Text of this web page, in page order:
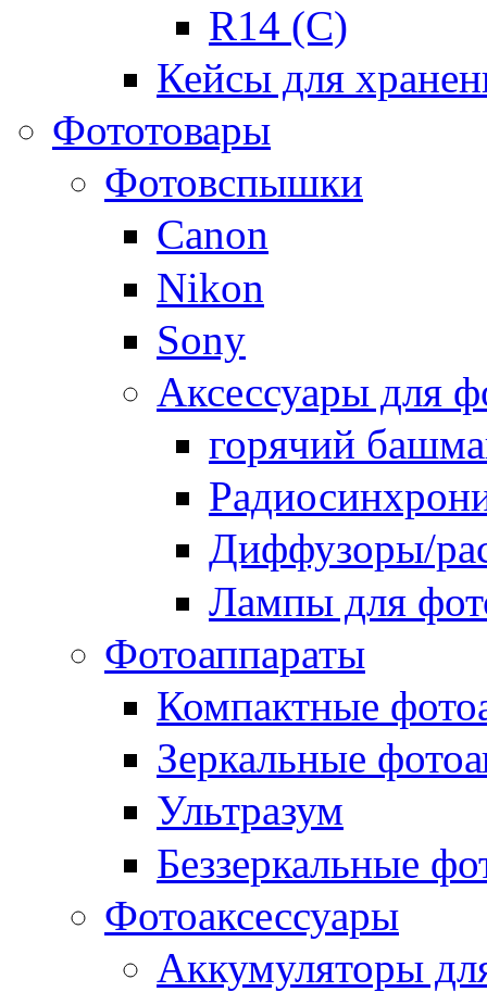
R14 (C)
Кейсы для
Фототовары
Фотовспышки
Canon
Nikon
Sony
Аксессуары для
горячий
Диффузоры/
Лампы для
Фотоаппараты
Компактные
Зеркальные
Ультразум
Беззеркальные
Фотоаксессуары
Аккумуляторы